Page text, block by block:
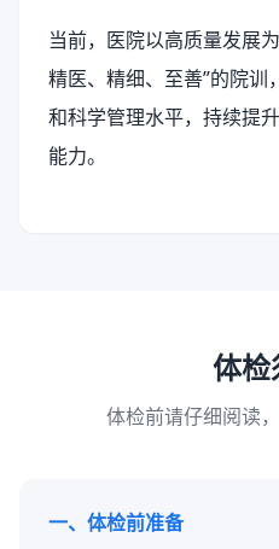
当前，医院以高质量发展
精医、精细、至善”的院训
和科学管理水平，持续提
能力。
体检
体检前请仔细阅读
一、体检前准备